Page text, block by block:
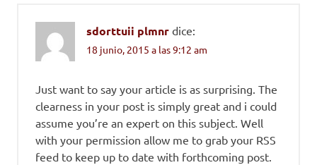
sdorttuii plmnr dice:
18 junio, 2015 a las 9:12 am
Just want to say your article is as surprising. The
clearness in your post is simply great and i could
assume you’re an expert on this subject. Well
with your permission allow me to grab your RSS
feed to keep up to date with forthcoming post.